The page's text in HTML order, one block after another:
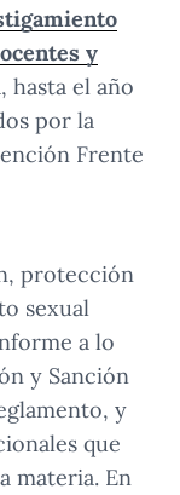
y
hasta el año
por la
Frente
protección
sexual
a lo
y Sanción
y
que
materia. En